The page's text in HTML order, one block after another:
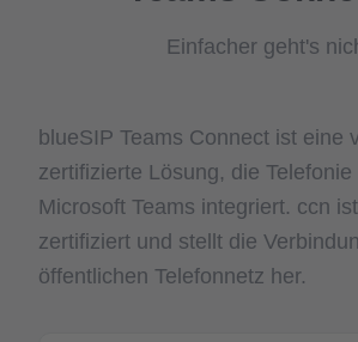
Einfacher geht's
blueSIP Teams Connect ist eine
zertifizierte Lösung, die Telefonie
Microsoft Teams integriert. ccn
zertifiziert und stellt die
öffentlichen Telefonnetz her.